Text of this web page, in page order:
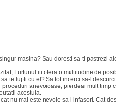
masina? Sau doresti sa-ti pastrezi
Furtunul iti ofera o multitudine de
te lupti cu el? Sa tot incerci sa-l
anevoioase, pierdeai mult timp
acestuia.
nu mai este nevoie sa-l infasori. Cat